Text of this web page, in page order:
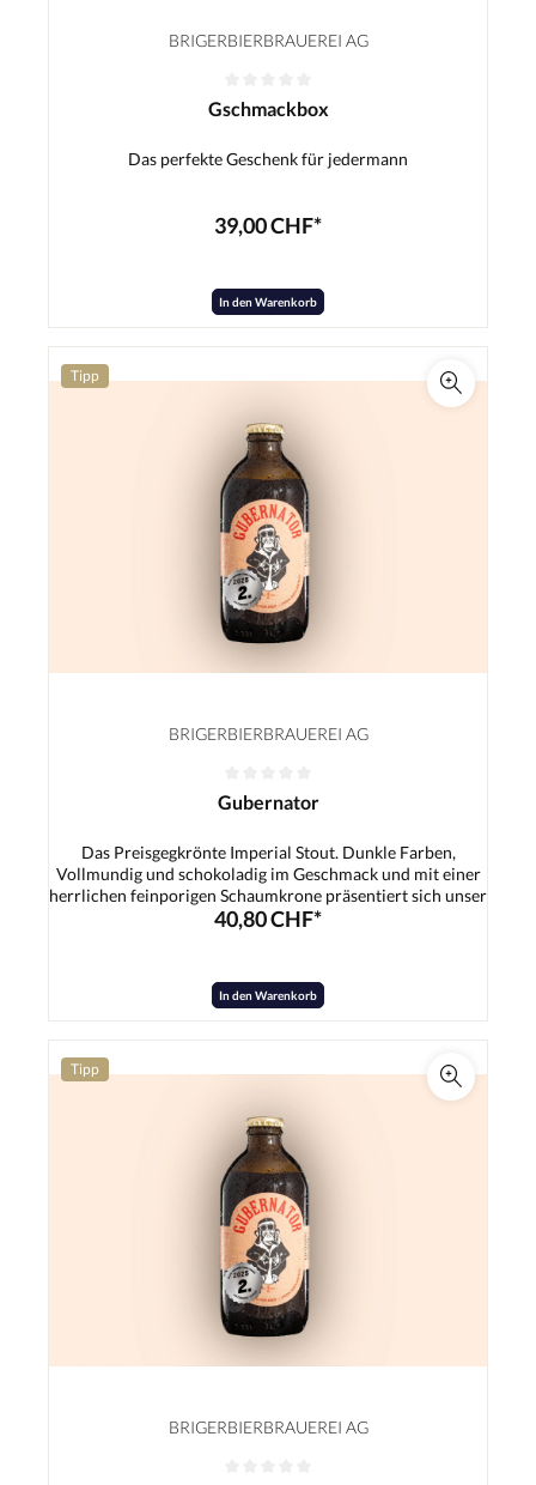
BRIGERBIERBRAUEREI AG
Gschmackbox
Das perfekte Geschenk für jedermann
39,00 CHF*
In den Warenkorb
Tipp
BRIGERBIERBRAUEREI AG
Gubernator
Das Preisgegkrönte Imperial Stout. Dunkle Farben,
Vollmundig und schokoladig im Geschmack und mit einer
herrlichen feinporigen Schaumkrone präsentiert sich unser
Gubernator! Sein ausgewogener körper und die angenehm
40,80 CHF*
In den Warenkorb
Tipp
BRIGERBIERBRAUEREI AG